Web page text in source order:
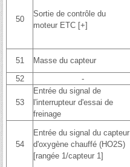
50
Sortie de contrôle du
moteur ETC [+]
51
Masse du capteur
52
-
53
Entrée du signal de
l'interrupteur d'essai de
freinage
54
Entrée du signal du capteur
d'oxygène chauffé (HO2S)
[rangée 1/capteur 1]